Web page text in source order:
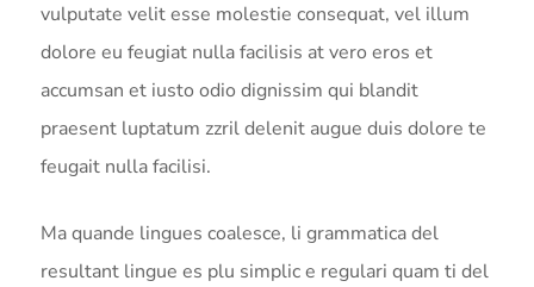
vulputate velit esse molestie consequat, vel illum
dolore eu feugiat nulla facilisis at vero eros et
accumsan et iusto odio dignissim qui blandit
praesent luptatum zzril delenit augue duis dolore te
feugait nulla facilisi.
Ma quande lingues coalesce, li grammatica del
resultant lingue es plu simplic e regulari quam ti del